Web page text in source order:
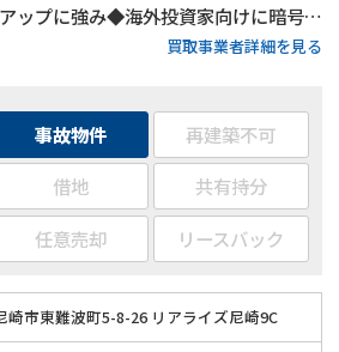
ップに強み◆海外投資家向けに暗号資
らリフォーム、供養・お祓いまでワン
建物取引業免許取得
買取事業者詳細を見る
事故物件
再建築不可
借地
共有持分
任意売却 リースバック
崎市東難波町5-8-26 リアライズ尼崎9C